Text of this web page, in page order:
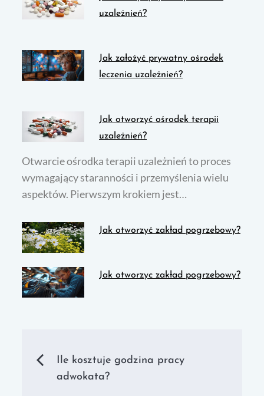
uzależnień?
Jak założyć prywatny ośrodek
leczenia uzależnień?
Jak otworzyć ośrodek terapii
uzależnień?
Otwarcie ośrodka terapii uzależnień to proces
wymagający staranności i przemyślenia wielu
aspektów. Pierwszym krokiem jest…
Jak otworzyć zakład pogrzebowy?
Jak otworzyc zakład pogrzebowy?
Nawigacja
Ile kosztuje godzina pracy
adwokata?